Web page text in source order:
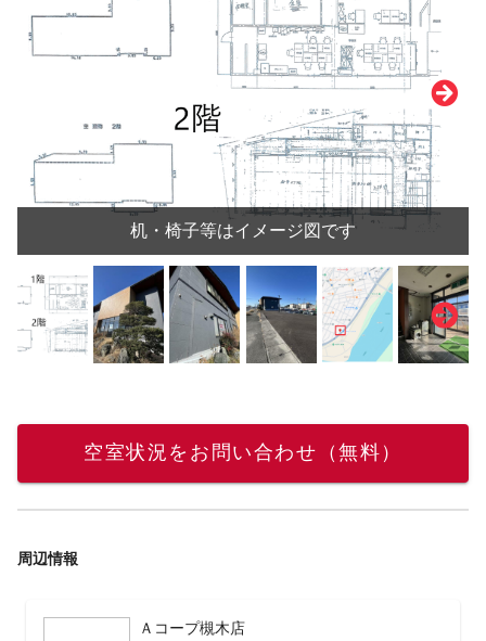
机・椅子等はイメージ図です
空室状況をお問い合わせ（無料）
周辺情報
Ａコープ槻木店